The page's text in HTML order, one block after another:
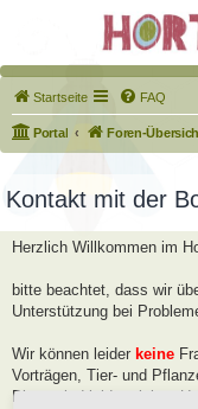
Startseite FAQ
Portal Foren-
Kontakt mit der
Herzlich Willkommen im
bitte beachtet, dass wir
Unterstützung bei
Wir können leider keine
Vorträgen, Tier- und
Diese sind leider viel zu